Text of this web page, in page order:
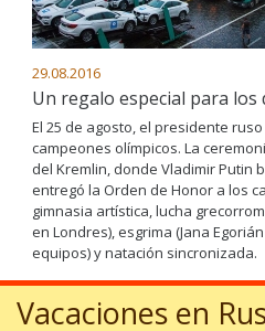
29.08.2016
Un regalo especial para
El 25 de agosto, el presidente
campeones olímpicos. La
del Kremlin, donde Vladimir Putin
entregó la Orden de Honor a los
gimnasia artística, lucha
en Londres), esgrima (Jana
equipos) y natación sincronizada.
Vacaciones en